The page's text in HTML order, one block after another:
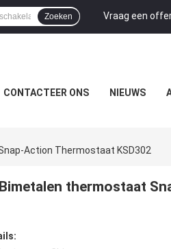
Vraag een
Zoeken
CONTACTEER ONS NIEUWS
Action Thermostaat KSD302
thermostaat